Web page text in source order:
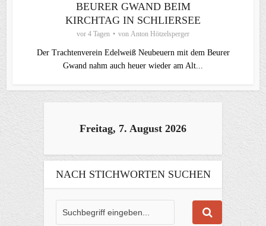
BEURER GWAND BEIM
KIRCHTAG IN SCHLIERSEE
vor 4 Tagen von Anton Hötzelsperger
Der Trachtenverein Edelweiß Neubeuern mit dem Beurer
Gwand nahm auch heuer wieder am Alt...
Freitag, 7. August 2026
NACH STICHWORTEN SUCHEN